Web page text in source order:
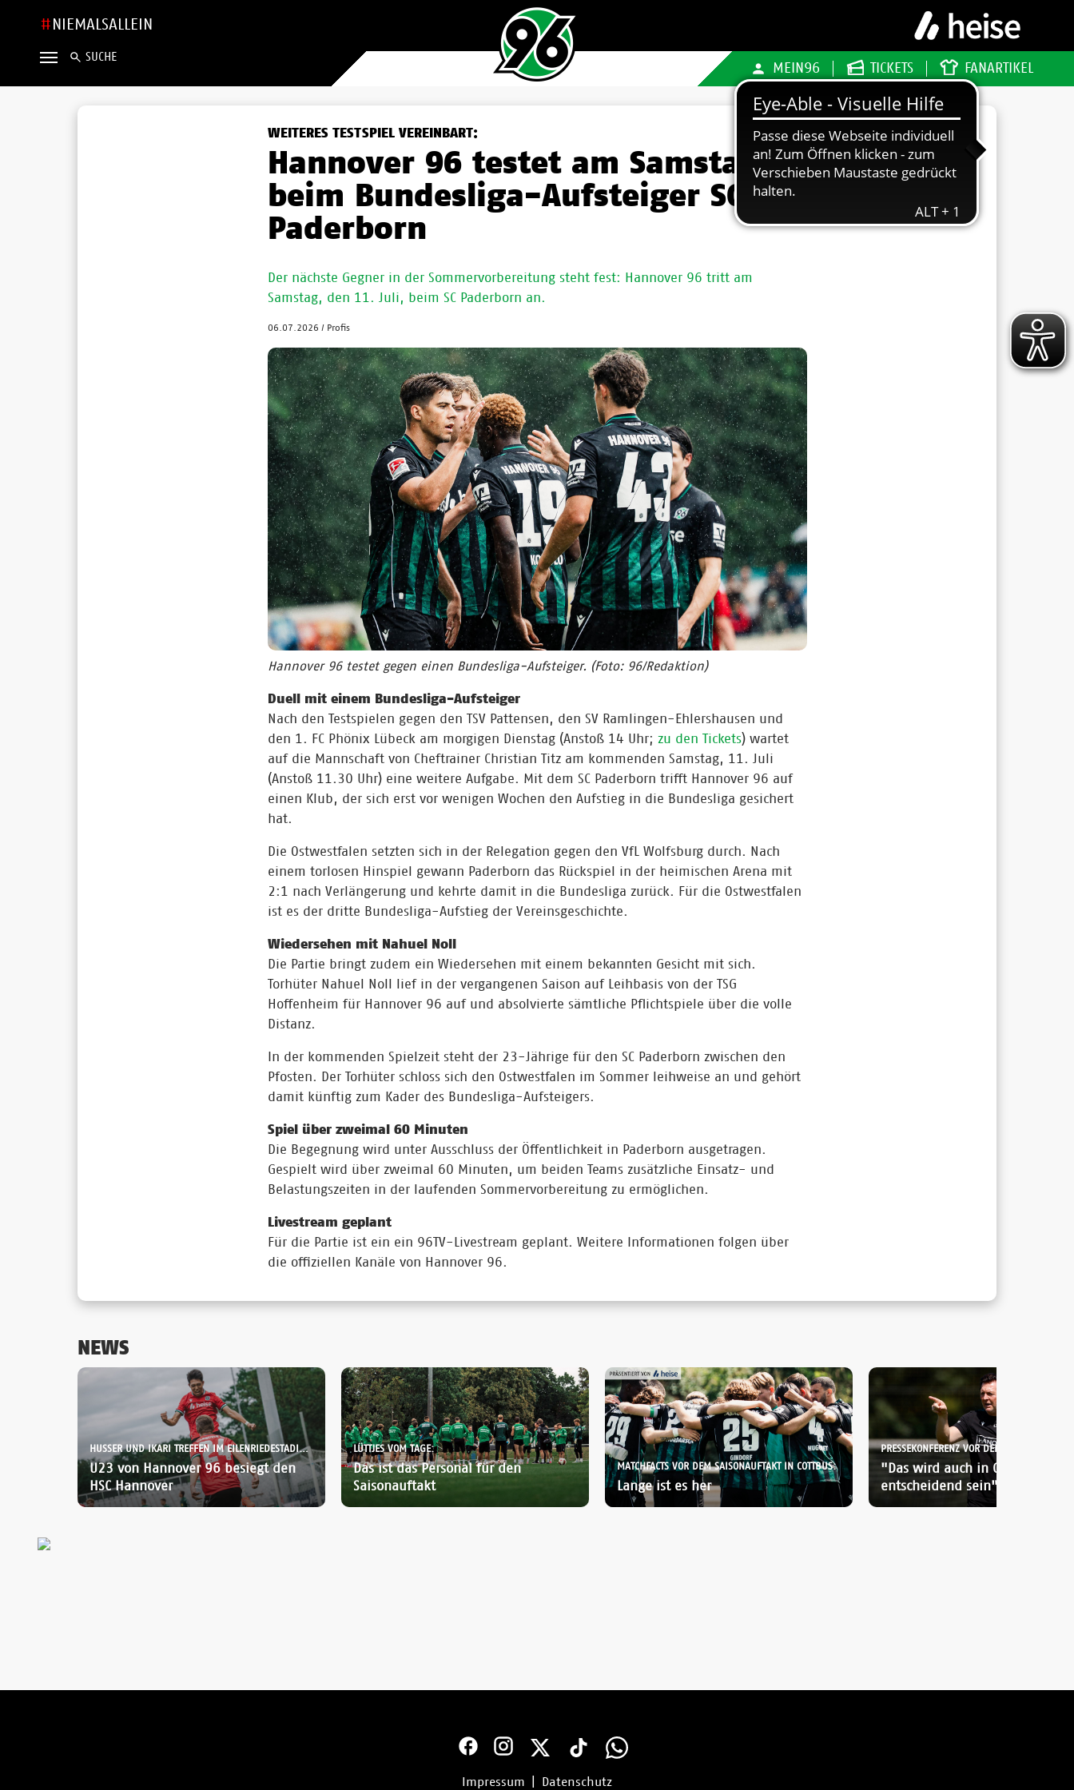
NIEMALSALLEIN
SUCHE
MEIN96 TICKETS FANARTIKEL
WEITERES TESTSPIEL VEREINBART:
Hannover 96 testet am Samstag
beim Bundesliga-Aufsteiger SC
Paderborn
Der nächste Gegner in der Sommervorbereitung steht fest: Hannover 96 tritt am
Samstag, den 11. Juli, beim SC Paderborn an.
06.07.2026 / Profis
Hannover 96 testet gegen einen Bundesliga-Aufsteiger. (Foto: 96/Redaktion)
Duell mit einem Bundesliga-Aufsteiger
Nach den Testspielen gegen den TSV Pattensen, den SV Ramlingen-Ehlershausen und
den 1. FC Phönix Lübeck am morgigen Dienstag (Anstoß 14 Uhr; zu den Tickets) wartet
auf die Mannschaft von Cheftrainer Christian Titz am kommenden Samstag, 11. Juli
(Anstoß 11.30 Uhr) eine weitere Aufgabe. Mit dem SC Paderborn trifft Hannover 96 auf
einen Klub, der sich erst vor wenigen Wochen den Aufstieg in die Bundesliga gesichert
hat.
Die Ostwestfalen setzten sich in der Relegation gegen den VfL Wolfsburg durch. Nach
einem torlosen Hinspiel gewann Paderborn das Rückspiel in der heimischen Arena mit
2:1 nach Verlängerung und kehrte damit in die Bundesliga zurück. Für die Ostwestfalen
ist es der dritte Bundesliga-Aufstieg der Vereinsgeschichte.
Wiedersehen mit Nahuel Noll
Die Partie bringt zudem ein Wiedersehen mit einem bekannten Gesicht mit sich.
Torhüter Nahuel Noll lief in der vergangenen Saison auf Leihbasis von der TSG
Hoffenheim für Hannover 96 auf und absolvierte sämtliche Pflichtspiele über die volle
Distanz.
In der kommenden Spielzeit steht der 23-Jährige für den SC Paderborn zwischen den
Pfosten. Der Torhüter schloss sich den Ostwestfalen im Sommer leihweise an und gehört
damit künftig zum Kader des Bundesliga-Aufsteigers.
Spiel über zweimal 60 Minuten
Die Begegnung wird unter Ausschluss der Öffentlichkeit in Paderborn ausgetragen.
Gespielt wird über zweimal 60 Minuten, um beiden Teams zusätzliche Einsatz- und
Belastungszeiten in der laufenden Sommervorbereitung zu ermöglichen.
Livestream geplant
Für die Partie ist ein ein 96TV-Livestream geplant. Weitere Informationen folgen über
die offiziellen Kanäle von Hannover 96.
NEWS
HUSSER UND IKARI TREFFEN IM EILENRIEDESTADION:
U23 von Hannover 96 besiegt den
HSC Hannover
LÜTTJES VOM TAGE:
Das ist das Personal für den
Saisonauftakt
MATCHFACTS VOR DEM SAISONAUFTAKT IN COTTBUS:
Lange ist es her
PRESSEKONFERENZ VOR DEM SAISONAUFTAKT:
"Das wird auch in Cottbus
entscheidend sein"
Impressum Datenschutz